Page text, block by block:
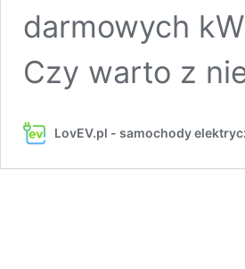
darmowych
Czy warto z
LovEV.pl - samochody